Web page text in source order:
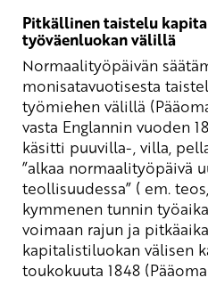
Pitkällinen taistelu
työväenluokan välillä
Normaalityöpäivän
monisatavuotisesta
työmiehen välillä
vasta Englannin vuoden
käsitti puuvilla-, villa,
”alkaa normaalityöpäivä
teollisuudessa” ( em.
kymmenen tunnin
voimaan rajun ja
kapitalistiluokan välisen
toukokuuta 1848 (Pääoma